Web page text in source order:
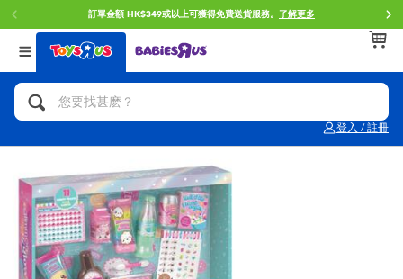
訂單金額 HK$349或以上可獲得免費送貨服務。 了解更多
登入 / 註冊
返回
分類目錄
人氣英雄,角色扮演,射擊玩具
拼砌組合及樂高LEGO
玩具車,貨車,火車及遙控系列
返回
品牌
Brunch Brother 早午餐兄弟
Spider-Man蜘蛛俠
Mini Brands
返回
年齢
0~2歳
5~7歳
8~11歳